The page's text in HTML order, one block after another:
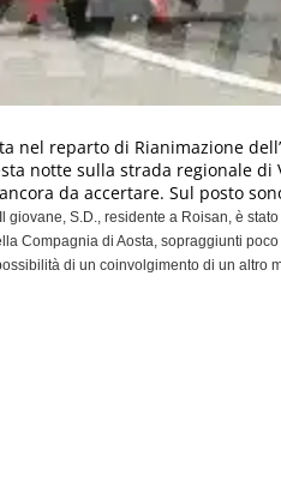
nel reparto di Rianimazione
notte sulla strada regionale di
da accertare. Sul posto
Il giovane, S.D., residente a Roisan, è
Compagnia di Aosta, sopraggiunti poco
di un coinvolgimento di un altro